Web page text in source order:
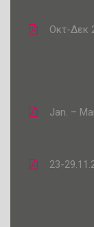
Οκτ-Δεκ
Jan. –
23-